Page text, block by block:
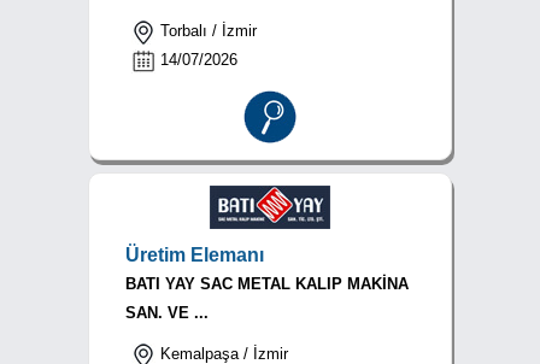
Torbalı / İzmir
14/07/2026
Üretim Elemanı
BATI YAY SAC METAL KALIP MAKİNA
SAN. VE ...
Kemalpaşa / İzmir